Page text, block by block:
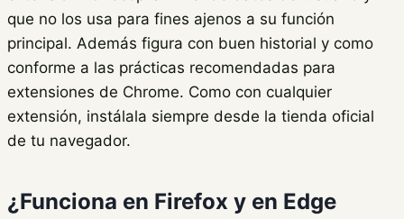
que no los usa para fines ajenos a su función
principal. Además figura con buen historial y como
conforme a las prácticas recomendadas para
extensiones de Chrome. Como con cualquier
extensión, instálala siempre desde la tienda oficial
de tu navegador.
¿Funciona en Firefox y en Edge